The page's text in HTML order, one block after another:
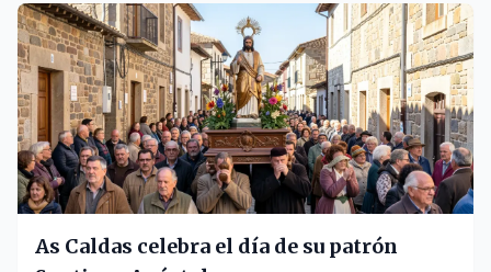
As Caldas celebra el día de su patrón